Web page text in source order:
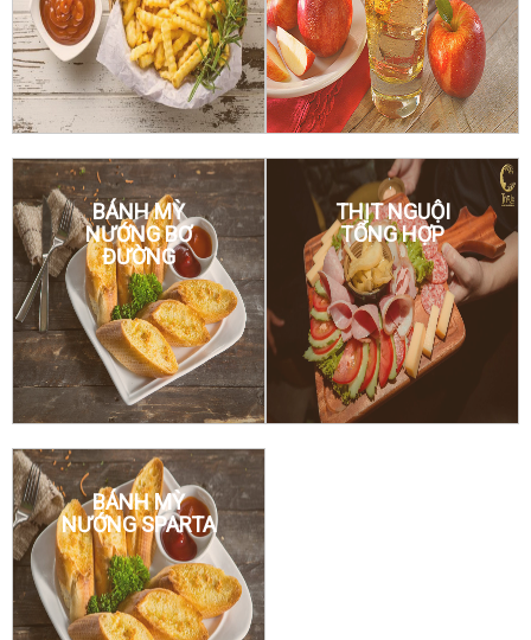
BÁNH MỲ
NƯỚNG BƠ
ĐƯỜNG
THỊT NGUỘI
TỔNG HỢP
BÁNH MỲ
NƯỚNG SPARTA